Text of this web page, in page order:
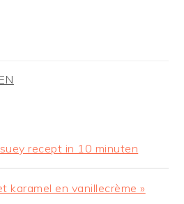
recept in 10 minuten
karamel en vanillecrème »